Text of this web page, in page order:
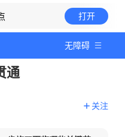
打开
无障碍
通
关注